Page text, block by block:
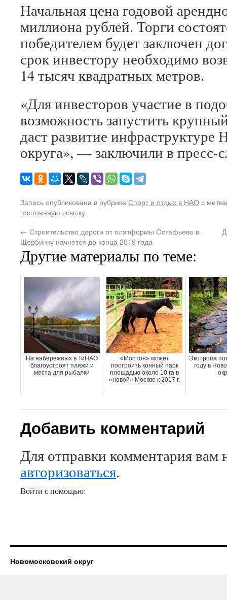
Начальная цена годовой
миллиона рублей. Торги
победителем будет заключен
срок инвестору необходимо
14 тысяч квадратных метров.
«Для инвесторов участие в
возможность запустить
даст развитие инфраструктуре
округа», — заключили в пресс-
Запись опубликована в рубрике Спорт и отдых в НАО с
постоянную ссылку.
← Строительство дороги от платформы Остафьево в
Щербинку начнется до конца 2019 года
Другие материалы по теме:
На набережных в ТиНАО
благоустроят пляжи и
места для рыбалки
«Мортон» может
построить конный парк
площадью около 10 га в
«новой» Москве к 2017 г.
Экотропа
году в
Добавить комментарий
Для отправки комментария вам
авторизоваться.
Войти с помощью:
Новомосковский округ